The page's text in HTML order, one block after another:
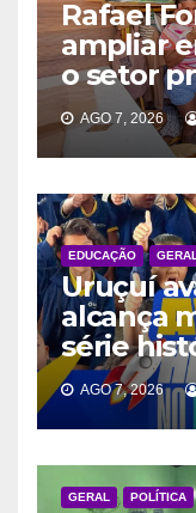
Rafael
ampliar
o setor
AGO 7, 2026
EDUCAÇÃO GERAL
Uruçuí
alcança
série
AGO 7, 2026
GERAL POLÍTICA